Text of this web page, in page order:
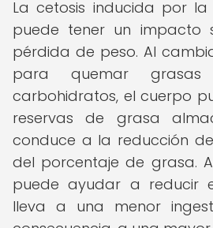
La cetosis inducida por
puede tener un impacto
pérdida de peso. Al
para quemar
carbohidratos, el cuerpo
reservas de grasa
conduce a la reducción
del porcentaje de grasa.
puede ayudar a reducir
lleva a una menor